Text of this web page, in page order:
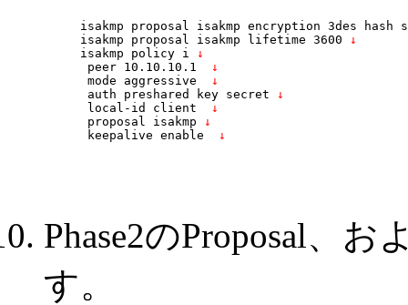
isakmp proposal isakmp encryption 3des hash
isakmp proposal isakmp lifetime 3600 ↓
isakmp policy i
↓
peer 10.10.10.1
↓
mode aggressive
↓
auth preshared key secret ↓
local-id client
↓
proposal isakmp ↓
keepalive enable
↓
Phase2のProposal、
す。